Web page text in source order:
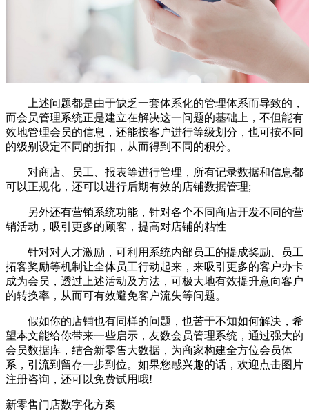
上述问题都是由于缺乏一套体系化的管理体系而导致的，
而会员管理系统正是建立在解决这一问题的基础上，不但能有
效地管理会员的信息，还能按客户进行等级划分，也可按不同
的级别设定不同的折扣，从而得到不同的积分。
对商店、员工、报表等进行管理，所有记录数据和信息都
可以正规化，还可以进行后期有效的店铺数据管理;
另外还有营销系统功能，针对各个不同商店开发不同的营
销活动，吸引更多的顾客，提高对店铺的粘性
针对对人才激励，可利用系统内部员工的提成奖励、员工
拓客奖励等机制让全体员工行动起来，来吸引更多的客户办卡
成为会员，透过上述活动及方法，可极大地有效提升意向客户
的转换率，从而可有效避免客户流失等问题。
假如你的店铺也有同样的问题，也苦于不知如何解决，希
望本文能给你带来一些启示，友数会员管理系统，通过强大的
会员数据库，结合新零售大数据，为商家构建全方位会员体
系，引流到留存一步到位。如果您感兴趣的话，欢迎点击图片
注册咨询，还可以免费试用哦!
新零售门店数字化方案